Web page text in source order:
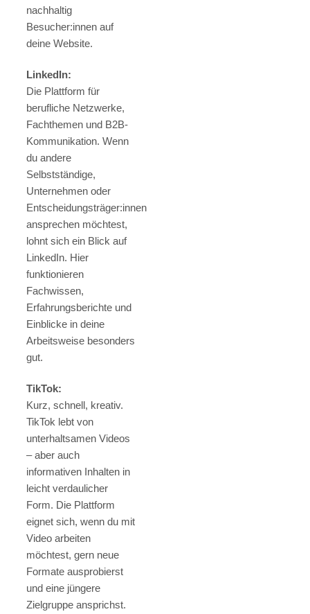
nachhaltig
Besucher:innen auf
deine Website.
LinkedIn:
Die Plattform für
berufliche Netzwerke,
Fachthemen und B2B-
Kommunikation. Wenn
du andere
Selbstständige,
Unternehmen oder
Entscheidungsträger:innen
ansprechen möchtest,
lohnt sich ein Blick auf
LinkedIn. Hier
funktionieren
Fachwissen,
Erfahrungsberichte und
Einblicke in deine
Arbeitsweise besonders
gut.
TikTok:
Kurz, schnell, kreativ.
TikTok lebt von
unterhaltsamen Videos
– aber auch
informativen Inhalten in
leicht verdaulicher
Form. Die Plattform
eignet sich, wenn du mit
Video arbeiten
möchtest, gern neue
Formate ausprobierst
und eine jüngere
Zielgruppe ansprichst.